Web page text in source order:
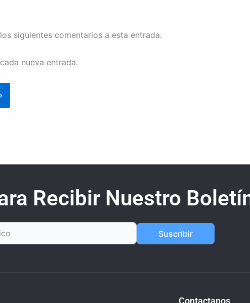
siguientes comentarios a esta entrada.
nueva entrada.
Recibir Nuestro
Suscribir
Contactanos